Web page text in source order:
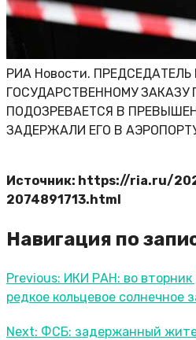
РИА Новости.
ГОСУДАРСТВЕННОМУ ЗАКАЗУ
ПОДОЗРЕВАЕТСЯ В
ЗАДЕРЖАЛИ ЕГО В
Источник: https://ria.ru/
2074891713.html
Навигация по
Previous: ИКИ РАН: во
редкое кольцевое солнечное
Next: ФСБ: задержанный